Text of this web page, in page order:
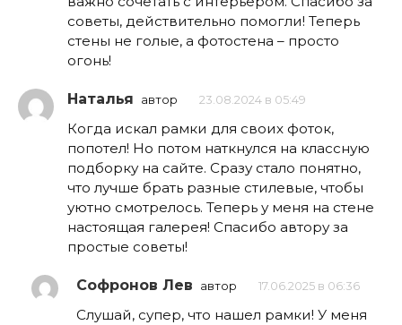
советы, действительно помогли! Теперь
стены не голые, а фотостена – просто
огонь!
Наталья автор 23.08.2024 в 05:49
Когда искал рамки для своих фоток,
попотел! Но потом наткнулся на классную
подборку на сайте. Сразу стало понятно,
что лучше брать разные стилевые, чтобы
уютно смотрелось. Теперь у меня на стене
настоящая галерея! Спасибо автору за
простые советы!
Софронов Лев автор 17.06.2025 в 06:36
Слушай, супер, что нашел рамки! У меня